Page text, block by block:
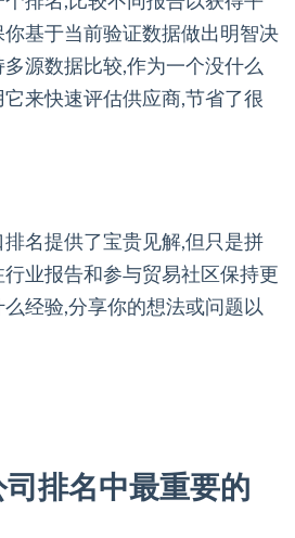
基于当前验证数据做出明智决
源数据比较,作为一个没什么
来快速评估供应商,节省了很
名提供了宝贵见解,但只是拼
业报告和参与贸易社区保持更
经验,分享你的想法或问题以
排名中最重要的